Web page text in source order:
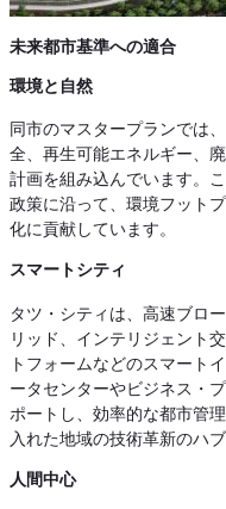
未来都市基準への適合
環境と自然
同市のマスタープランでは
全、再生可能エネルギー、
計画を組み込んでいます。
政策に沿って、環境フット
化に貢献しています。
スマートシティ
タツ・シティは、高速ブロ
リッド、インテリジェント
トフォームなどのスマート
ータセンターやビジネス・
ポートし、効率的な都市管
入れた地域の技術革新のハ
人間中心